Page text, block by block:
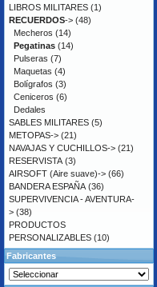
LIBROS MILITARES (1)
RECUERDOS-> (48)
Mecheros (14)
Pegatinas (14)
Pulseras (7)
Maquetas (4)
Bolígrafos (3)
Ceniceros (6)
Dedales
SABLES MILITARES (5)
METOPAS-> (21)
NAVAJAS Y CUCHILLOS-> (21)
RESERVISTA (3)
AIRSOFT (Aire suave)-> (66)
BANDERA ESPAÑA (36)
SUPERVIVENCIA - AVENTURA-
> (38)
PRODUCTOS
PERSONALIZABLES (10)
Fabricantes